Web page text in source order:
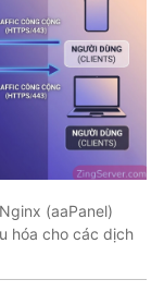
(aaPanel)
hóa cho các dịch